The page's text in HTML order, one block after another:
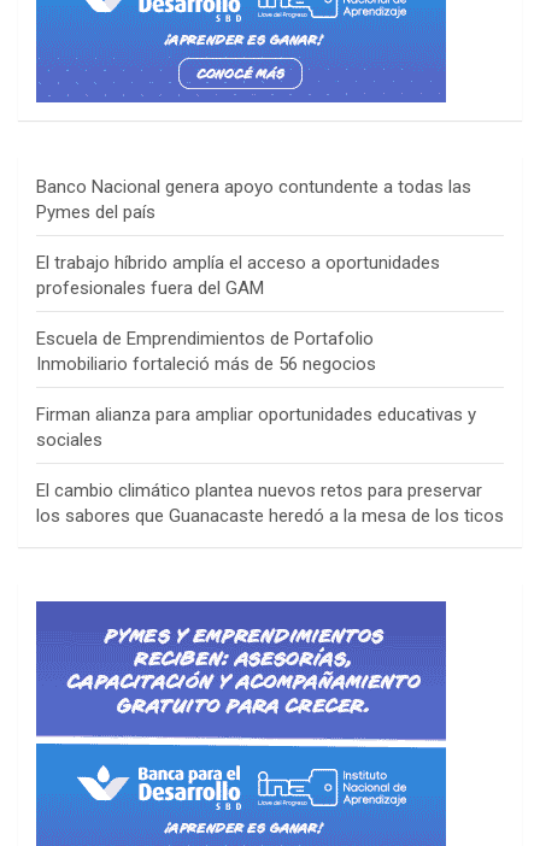
Banco Nacional genera apoyo contundente a todas las
Pymes del país
El trabajo híbrido amplía el acceso a oportunidades
profesionales fuera del GAM
Escuela de Emprendimientos de Portafolio
Inmobiliario fortaleció más de 56 negocios
Firman alianza para ampliar oportunidades educativas y
sociales
El cambio climático plantea nuevos retos para preservar
los sabores que Guanacaste heredó a la mesa de los ticos